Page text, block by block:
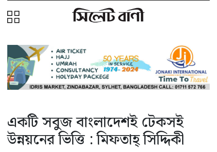
একটি সবুজ বাংলাদেশই টেকসই
উন্নয়নের ভিত্তি : মিফতাহ্ সিদ্দিকী